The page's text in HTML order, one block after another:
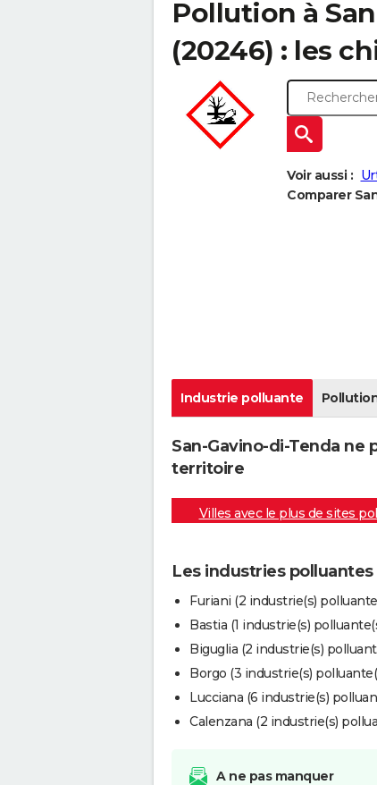
Pollution à
(20246) : les
Voir aussi :
Comparer
Industrie polluante
San-Gavino-di-Tenda ne
territoire
Villes avec le plus de sites
Les industries
Furiani (2 industrie(s)
Bastia (1 industrie(s)
Biguglia (2 industrie(s)
Borgo (3 industrie(s)
Lucciana (6 industrie(s)
Calenzana (2 industrie(s)
A ne pas manquer